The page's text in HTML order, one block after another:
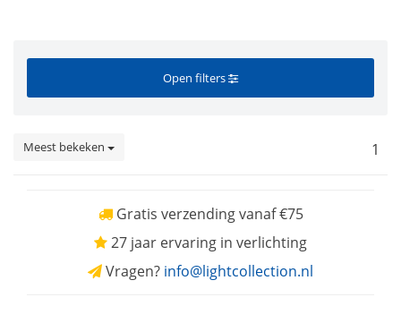
Open filters
Meest bekeken 1
Gratis verzending vanaf €75
27 jaar ervaring in verlichting
Vragen? info@lightcollection.nl